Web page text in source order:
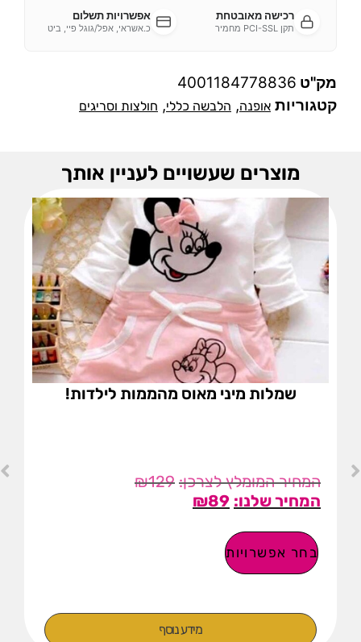
רכישה מאובטחת
תקן PCI-SSL מחמיר
אפשרויות תשלום
כ.אשראי, אפל/גוגל פיי, ביט
מק"ט 4001184778836
קטגוריות אופנה, הלבשה כללי, חולצות וסריגים
מוצרים שעשויים לעניין אותך
שמלות מיני מאוס מהממות לילדות!
₪129
₪89
בחר אפשרויות
מידע נוסף